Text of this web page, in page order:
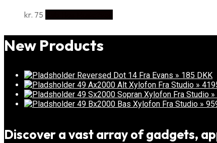
kr. 75
New Products
Reversed Dot 14 Fra Evans » 185 DKK
49 Ax2000 Alt Xylofon Fra Studio »
49 Sx2000 Sopran Xylofon Fra Studio
49 Bx2000 Bas Xylofon Fra Studio »
Discover a vast array of gadgets,